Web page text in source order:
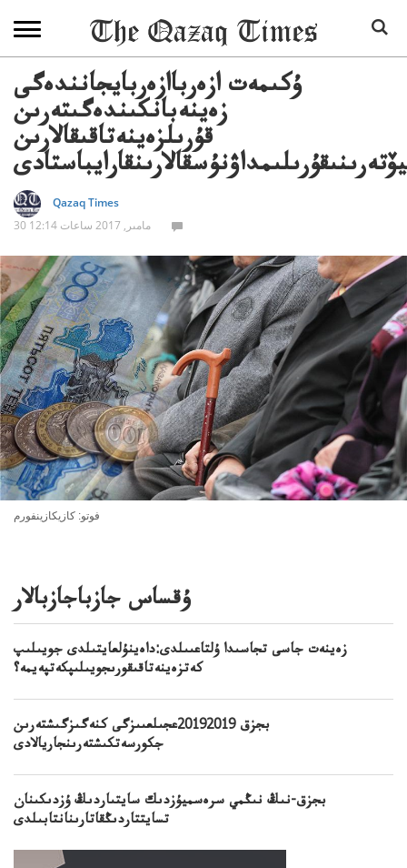
ۇكىمەت ازەرباازەربايجانندەگى
زەينەبانكىندەگىتەرىن
قۇرىلزەينەتاقىقالارىن
Qazaq Times
30 مامىر, 2017 ساعات 12:14
فوتو: كازيكازينفورم
ۇقساس جازباجازبالار
زەينەت جاسى تجاسىدا ۇلتاعىىلدى:داەينۇلعايتىلدى جويىلىپ
كەتزەينەتاقىقورىجويىلىپكەتپەيمە؟
بجزق 20192019عجىلعىىزگى كنەگىزگىشتەرىن
جكورسەتكىشتەرىنجاريالادى
بجزق-نىڭ نىڭمي سرەسميۇزدىك سايتىاردىڭ ۇزدىكىنان
تسايتتاردىڭقاتارىنانتابىلدى